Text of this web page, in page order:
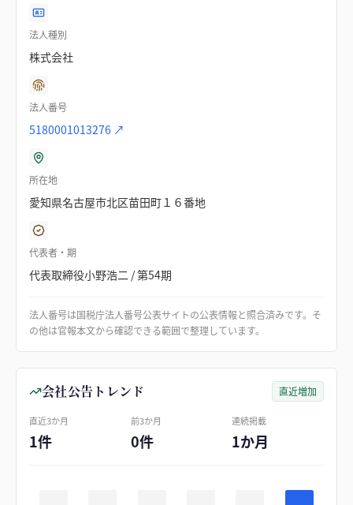
法人種別
株式会社
法人番号
5180001013276 ↗
所在地
愛知県名古屋市北区苗田町１６番地
代表者・期
代表取締役小野浩二 / 第54期
法人番号は国税庁法人番号公表サイトの公表情報と照合済みです。そ
の他は官報本文から確認できる範囲で整理しています。
会社公告トレンド 直近増加
直近3か月
1件
前3か月
0件
連続掲載
1か月